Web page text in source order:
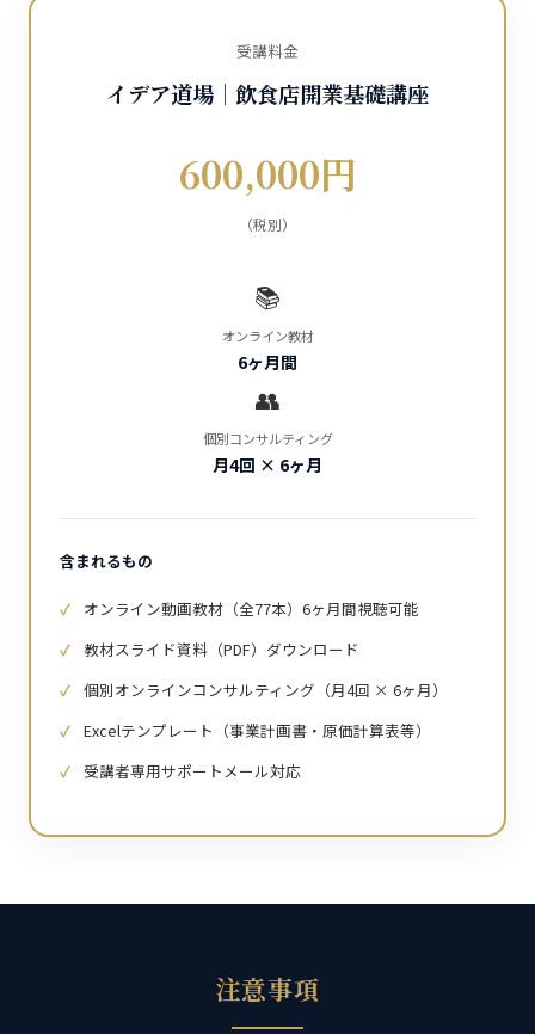
受講料金
イデア道場｜飲食店開業基礎講座
600,000円
（税別）
📚
オンライン教材
6ヶ月間
👥
個別コンサルティング
月4回 × 6ヶ月
含まれるもの
オンライン動画教材（全77本）6ヶ月間視聴可能
教材スライド資料（PDF）ダウンロード
個別オンラインコンサルティング（月4回 × 6ヶ月）
Excelテンプレート（事業計画書・原価計算表等）
受講者専用サポートメール対応
注意事項